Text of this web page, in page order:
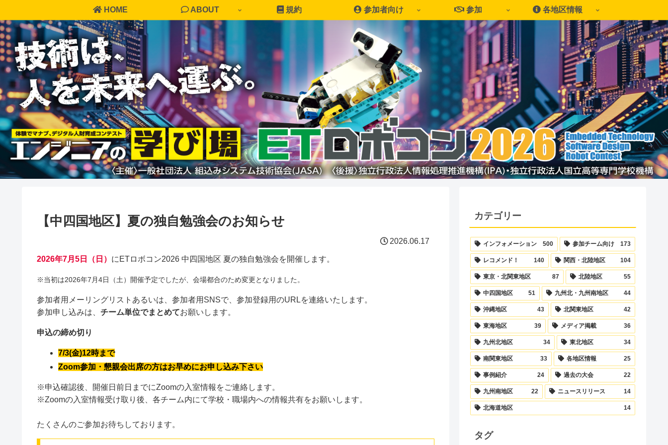
HOME ABOUT 規約 参加者向け 参加 各地区情報
【中四国地区】夏の独自勉強会のお知らせ
2026.06.17
2026年7月5日（日） にETロボコン2026 中四国地区 夏の独自勉強会を開催します。
※当初は2026年7月4日（土）開催予定でしたが、会場都合のため変更となりました。
参加者用メーリングリストあるいは、参加者用SNSで、参加登録用のURLを連絡いたします。
参加申し込みは、 チーム単位でまとめてお願いします。
申込の締め切り
7/3(金)12時まで
Zoom参加・懇親会出席の方はお早めにお申し込み下さい
※申込確認後、開催日前日までにZoomの入室情報をご連絡します。
※Zoomの入室情報受け取り後、各チーム内にて学校・職場内への情報共有をお願いします。
たくさんのご参加お待ちしております。
カテゴリー
インフォメーション 500 参加チーム向け 173
レコメンド！ 140 関西・北陸地区 104
東京・北関東地区 87 北陸地区 55
中四国地区 51 九州北・九州南地区 44
沖縄地区 43 北関東地区 42
東海地区 39 メディア掲載 36
九州北地区 34 東北地区 34
南関東地区 33 各地区情報 25
事例紹介 24 過去の大会 22
九州南地区 22 ニュースリリース 14
北海道地区 14
タグ